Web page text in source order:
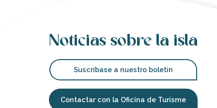
Noticias sobre la isla
Suscríbase a nuestro boletín
Contactar con la Oficina de Turisme